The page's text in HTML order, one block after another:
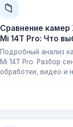
📁
Сравнение камер
Mi 14T Pro: Что
Подробный анализ
Mi 14T Pro. Разбор
обработки, видео и